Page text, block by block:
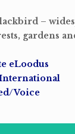
–
gardens
eLoodus
Voice